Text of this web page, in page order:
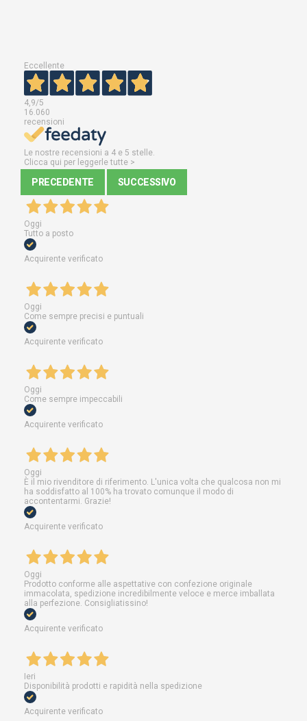
Eccellente
4,9/5
16.060
recensioni
Le nostre recensioni a 4 e 5 stelle.
Clicca qui per leggerle tutte >
PRECEDENTE SUCCESSIVO
Oggi
Tutto a posto
Acquirente verificato
Oggi
Come sempre precisi e puntuali
Acquirente verificato
Oggi
Come sempre impeccabili
Acquirente verificato
Oggi
È il mio rivenditore di riferimento. L'unica volta che qualcosa non mi
ha soddisfatto al 100% ha trovato comunque il modo di
accontentarmi. Grazie!
Acquirente verificato
Oggi
Prodotto conforme alle aspettative con confezione originale
immacolata, spedizione incredibilmente veloce e merce imballata
alla perfezione. Consigliatissino!
Acquirente verificato
Ieri
Disponibilità prodotti e rapidità nella spedizione
Acquirente verificato